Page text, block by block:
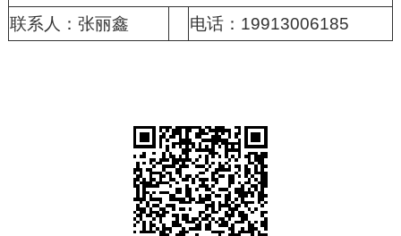
联系人：张丽鑫
电话：19913006185